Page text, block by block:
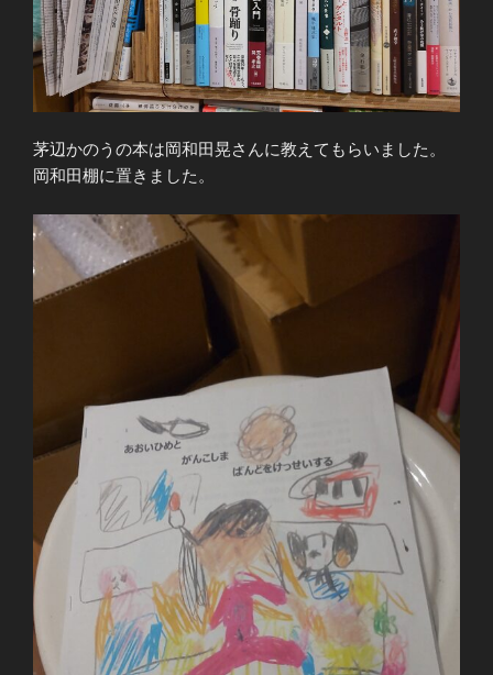
茅辺かのうの本は岡和田晃さんに教えてもらいました。
岡和田棚に置きました。